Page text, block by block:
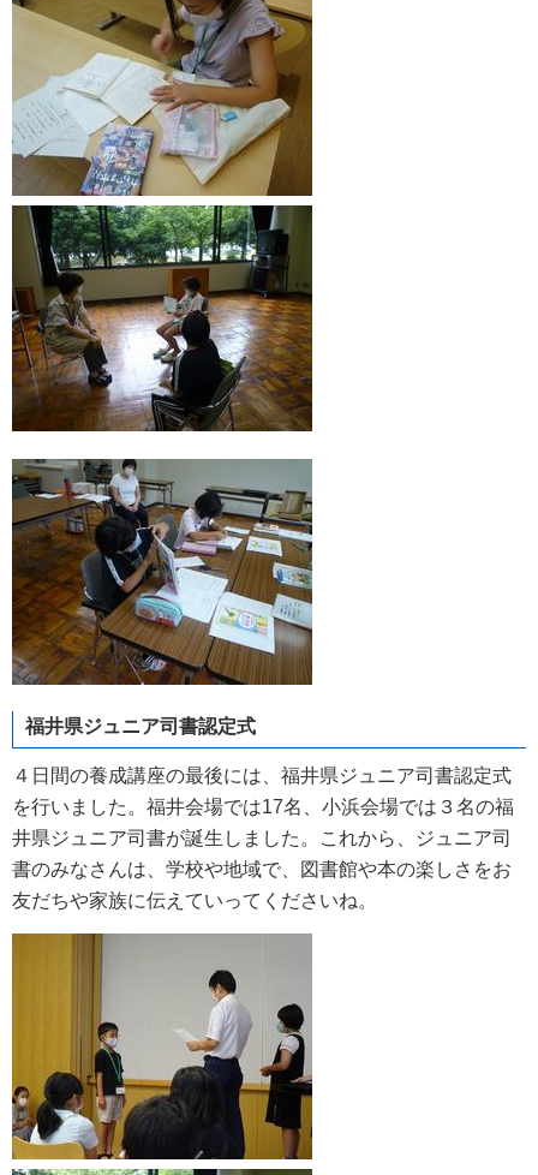
福井県ジュニア司書認定式
４日間の養成講座の最後には、福井県ジュニア司書認定式
を行いました。福井会場では17名、小浜会場では３名の福
井県ジュニア司書が誕生しました。これから、ジュニア司
書のみなさんは、学校や地域で、図書館や本の楽しさをお
友だちや家族に伝えていってくださいね。